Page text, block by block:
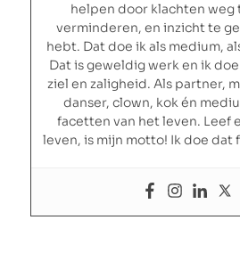
helpen door klachten weg
verminderen, en inzicht te
hebt. Dat doe ik als medium,
Dat is geweldig werk en ik
ziel en zaligheid. Als partner,
danser, clown, kok én
facetten van het leven. Leef
leven, is mijn motto! Ik doe dat